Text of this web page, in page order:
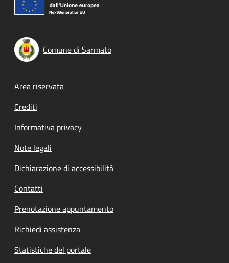
Comune di Sarmato
Footer menu
Area riservata
Crediti
Informativa privacy
Note legali
Dichiarazione di accessibilità
Contatti
Prenotazione appuntamento
Richiedi assistenza
Statistiche del portale